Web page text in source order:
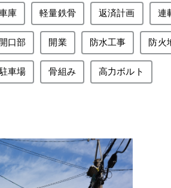
庫 軽量鉄骨 返済計画 連
開口部 開業 防水工事 防火
車場 骨組み 高力ボルト